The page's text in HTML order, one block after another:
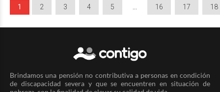
1 2 3 4 5 16 17 18
Brindamos una pensión no contributiva a personas en condición
de discapacidad severa y que se encuentren en situación de